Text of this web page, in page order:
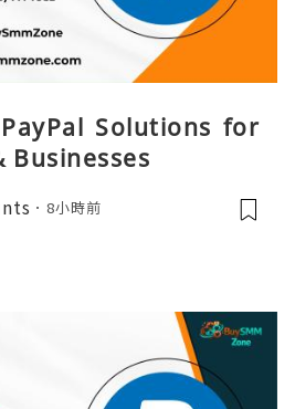
Solutions for
Businesses
8小時前